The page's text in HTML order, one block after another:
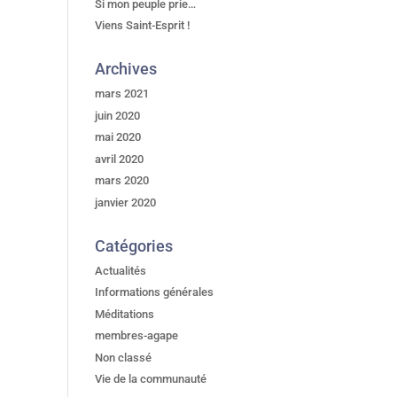
Si mon peuple prie…
Viens Saint-Esprit !
Archives
mars 2021
juin 2020
mai 2020
avril 2020
mars 2020
janvier 2020
Catégories
Actualités
Informations générales
Méditations
membres-agape
Non classé
Vie de la communauté